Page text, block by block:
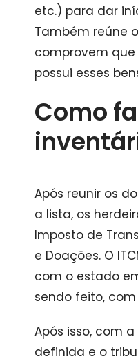
etc.) para dar
Também reúne
comprovem
possui esses
Como
Após reunir os
a lista, os
Imposto de
e Doações. O
com o estado
sendo feito,
Após isso, com
definida e o